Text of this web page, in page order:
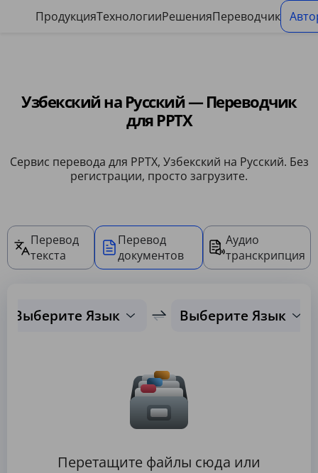
ПродукцияТехнологииРешенияПереводчик
Узбекский на Русский — Переводчик
для PPTX
Сервис перевода для PPTX, Узбекский на Русский. Без
регистрации, просто загрузите.
Перевод
текста
Перевод
документов
Аудио
транскрипция
Выберите Язык Выберите Язык
Перетащите файлы сюда или